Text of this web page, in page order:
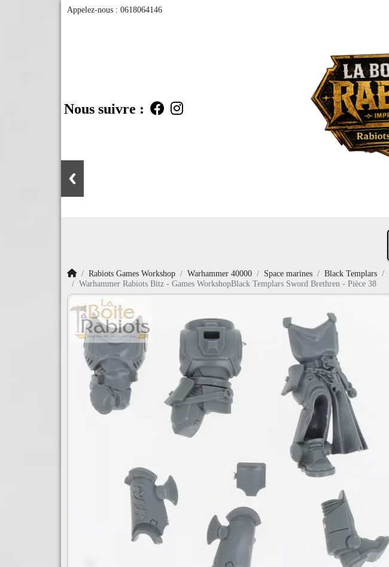
Appelez-nous : 0618064146
Nous suivre :
AccueilRabiots Games Workshop Warhammer 40000 Space marines Black Templars
Warhammer Rabiots Bitz - Games WorkshopBlack Templars Sword Brethren - Pièce 38